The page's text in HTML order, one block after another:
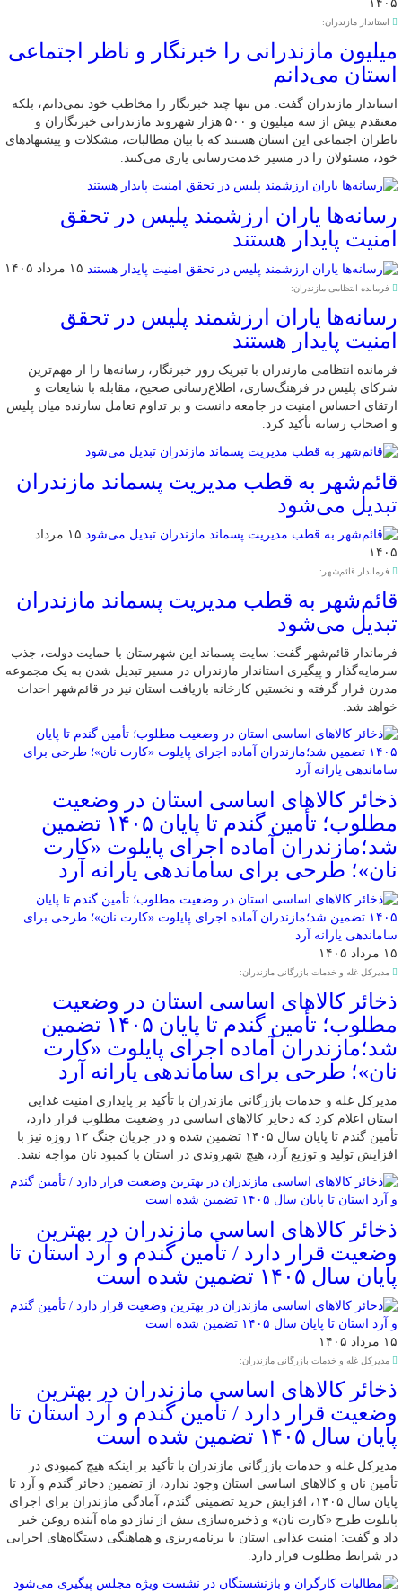
۱۴۰۵
استاندار مازندران:
میلیون مازندرانی را خبرنگار و ناظر اجتماعی
استان می‌دانم
استاندار مازندران گفت: من تنها چند خبرنگار را مخاطب خود نمی‌دانم، بلکه
معتقدم بیش از سه میلیون و ۵۰۰ هزار شهروند مازندرانی خبرنگاران و
ناظران اجتماعی این استان هستند که با بیان مطالبات، مشکلات و پیشنهادهای
خود، مسئولان را در مسیر خدمت‌رسانی یاری می‌کنند.
رسانه‌ها یاران ارزشمند پلیس در تحقق
امنیت پایدار هستند
۱۵ مرداد ۱۴۰۵
فرمانده انتظامی مازندران:
رسانه‌ها یاران ارزشمند پلیس در تحقق
امنیت پایدار هستند
فرمانده انتظامی مازندران با تبریک روز خبرنگار، رسانه‌ها را از مهم‌ترین
شرکای پلیس در فرهنگ‌سازی، اطلاع‌رسانی صحیح، مقابله با شایعات و
ارتقای احساس امنیت در جامعه دانست و بر تداوم تعامل سازنده میان پلیس
و اصحاب رسانه تأکید کرد.
قائم‌شهر به قطب مدیریت پسماند مازندران
تبدیل می‌شود
۱۵ مرداد
۱۴۰۵
فرماندار قائم‌شهر:
قائم‌شهر به قطب مدیریت پسماند مازندران
تبدیل می‌شود
فرماندار قائم‌شهر گفت: سایت پسماند این شهرستان با حمایت دولت، جذب
سرمایه‌گذار و پیگیری استاندار مازندران در مسیر تبدیل شدن به یک مجموعه
مدرن قرار گرفته و نخستین کارخانه بازیافت استان نیز در قائم‌شهر احداث
خواهد شد.
ذخائر کالاهای اساسی استان در وضعیت
مطلوب؛ تأمین گندم تا پایان ۱۴۰۵ تضمین
شد؛مازندران آماده اجرای پایلوت «کارت
نان»؛ طرحی برای ساماندهی یارانه آرد
۱۵ مرداد ۱۴۰۵
مدیرکل غله و خدمات بازرگانی مازندران:
ذخائر کالاهای اساسی استان در وضعیت
مطلوب؛ تأمین گندم تا پایان ۱۴۰۵ تضمین
شد؛مازندران آماده اجرای پایلوت «کارت
نان»؛ طرحی برای ساماندهی یارانه آرد
مدیرکل غله و خدمات بازرگانی مازندران با تأکید بر پایداری امنیت غذایی
استان اعلام کرد که ذخایر کالاهای اساسی در وضعیت مطلوب قرار دارد،
تأمین گندم تا پایان سال ۱۴۰۵ تضمین شده و در جریان جنگ ۱۲ روزه نیز با
افزایش تولید و توزیع آرد، هیچ شهروندی در استان با کمبود نان مواجه نشد.
ذخائر کالاهای اساسی مازندران در بهترین
وضعیت قرار دارد / تأمین گندم و آرد استان تا
پایان سال ۱۴۰۵ تضمین شده است
۱۵ مرداد ۱۴۰۵
مدیرکل غله و خدمات بازرگانی مازندران:
ذخائر کالاهای اساسی مازندران در بهترین
وضعیت قرار دارد / تأمین گندم و آرد استان تا
پایان سال ۱۴۰۵ تضمین شده است
مدیرکل غله و خدمات بازرگانی مازندران با تأکید بر اینکه هیچ کمبودی در
تأمین نان و کالاهای اساسی استان وجود ندارد، از تضمین ذخائر گندم و آرد تا
پایان سال ۱۴۰۵، افزایش خرید تضمینی گندم، آمادگی مازندران برای اجرای
پایلوت طرح «کارت نان» و ذخیره‌سازی بیش از نیاز دو ماه آینده روغن خبر
داد و گفت: امنیت غذایی استان با برنامه‌ریزی و هماهنگی دستگاه‌های اجرایی
در شرایط مطلوب قرار دارد.